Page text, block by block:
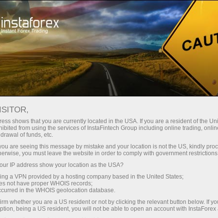
انسٹا فاریکس کے ساتھ، آپ
حاصل کرتے ہیں: 1:5000 تک کا فائدہ،
مارکیٹ میں کچھ بہترین اسپریڈز اور
کمیشنز، اور ٹریڈنگ اسٹاک اور انڈیکس
کے لیے فائدہ مند حالات۔
مختصر
30% بونس
ہر ڈیپازٹ پر
رفتار
تجارت اور ہائی ویز پر
shows that you are currently located in the USA. If you are a resident of the
from using the services of InstaFintech Group including online trading,
of funds, etc.
are seeing this message by mistake and your location is not the US, kindly
you must leave the website in order to comply with government
IP address show your location as the USA?
a VPN provided by a hosting company based in the United States;
not have proper WHOIS records;
in the WHOIS geolocation database.
whether you are a US resident or not by clicking the relevant button below. If
being a US resident, you will not be able to open an account with InstaForex